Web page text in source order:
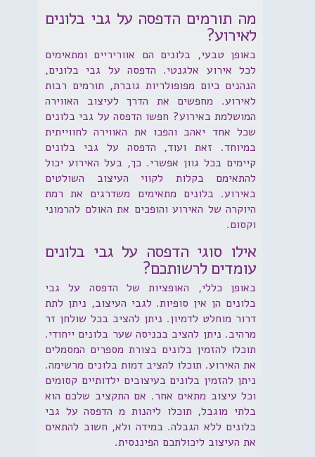
מה תורמים הדפסה על גבי בלונים
לאירוע?
באופן טבעי, בלונים הם אווריריים ומתאימים
לכל אירוע אלגנטי. הדפסה על גבי בלונים,
הנהנים כיום מפופולריות גוברת, תורמים רבות
לאירוע. מחפשים את הדרך לעיצוב האווירה
המושלמת באירוע? חפשו הדפסה על גבי בלונים
שכל אחד יאהב והפכו את האווירה לחווייתית
במיוחד. זאת ועוד, הדפסה על גבי בלונים
קיימים בכל גוון אפשרי. כך, בעל האירוע יכול
להתאימם בקלות לקווי העיצוב השולטים
באירוע. בלונים מתאימים משדרגים את רמת
היוקרה של האירוע והופכים את האולם להרמוני
וקסום.
אילו סוגי הדפסה על גבי בלונים
עומדים לרשותכם?
באופן כללי, האופציות של הדפסה על גבי
בלונים הן אין סופיות. לגבי העיצוב, ניתן לתת
דרור מוחלט לדמיון. ניתן להציב בכל שולחן זר
מרהיב. ניתן להציב בכניסה שער בלונים ייחודי.
תוכלו להזמין בלונים בצורת מספרים המסמלים
את האירוע. תוכלו להציב דמות בלונים מרשימה.
ניתן להזמין בלונים בעיצובים ילדותיים קסומים
וכל עיצוב מתאים אחר. אם התקציב שלכם הוא
בלתי מוגבל, תוכלו ליהנות מ הדפסה על גבי
בלונים ללא הגבלה. במידה ולא, חשוב להתאים
את העיצוב ליכולתכם הפיננסית.